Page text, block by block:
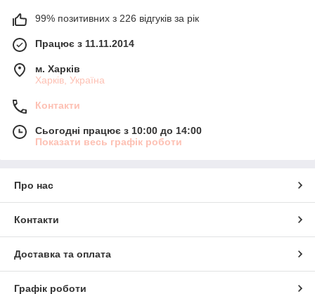
99% позитивних з 226 відгуків за рік
Працює з 11.11.2014
м. Харків
Харків, Україна
Контакти
Сьогодні працює з 10:00 до 14:00
Показати весь графік роботи
Про нас
Контакти
Доставка та оплата
Графік роботи